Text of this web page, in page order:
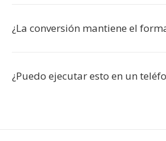
¿La conversión mantiene el
¿Puedo ejecutar esto en un